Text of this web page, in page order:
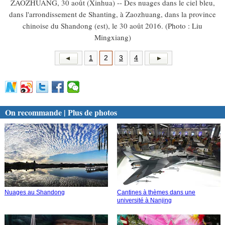
ZAOZHUANG, 30 août (Xinhua) -- Des nuages dans le ciel bleu,
dans l'arrondissement de Shanting, à Zaozhuang, dans la province
chinoise du Shandong (est), le 30 août 2016. (Photo : Liu
Mingxiang)
1 2 3 4
On recommande | Plus de photos
Nuages au Shandong
Cantines à thèmes dans une
université à Nanjing